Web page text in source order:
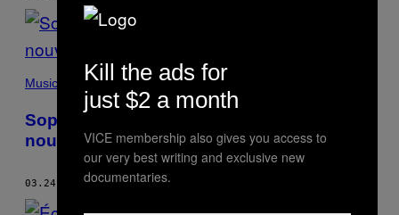
Music
Sophia Bel fait peau neuve dans sa
nouvelle vidéo pour « Winter »
03.24.17 BYBRIGITTE NOËL
Kill the ads for
just $2 a month
VICE membership also gives you access to
our very best writing and exclusive new
documentaries.